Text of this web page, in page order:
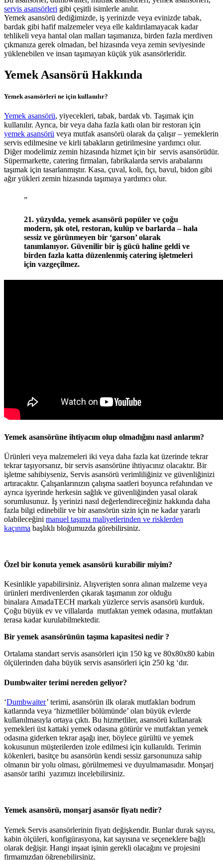
servis asansörleri gibi çeşitli isimlerle anılır.
Yemek asansörü dediğimizde, iş yerinizde veya evinizde tabak,
bardak gibi hafif malzemeler veya elle kaldırılamayacak kadar
tehlikeli veya hantal olan malları taşımanıza, birden fazla merdiven
çıkmanıza gerek olmadan, bel hizasında veya zemin seviyesinde
yüklenebilen ve insan taşımayan küçük yük asansörleridir.
Yemek Asansörü Hakkında
Yemek asansörleri ne için kullanılır?
Yemek asansörü, yiyecekleri, tabak, bardak vb. Taşımak için
kullanılır. Ayrıca, bir veya daha fazla katlı olan bir restoran için
yemek asansörü veya mutfak asansörü olarak da çalışır – yemeklerin
servis edilmesine ve kirli tabakların getirilmesine yardımcı olur.
Diğer modelimiz zemin hizasında hizmet için bir servis asansörüdür.
Süpermarkette, catering firmaları, fabrikalarda servis arabalarını
taşımak için tasarlanmıştır. Kasa, çuval, koli, fıçı, bavul, bidon gibi
ağır yükleri zemin hizasında taşımaya yardımcı olur.
”
21. yüzyılda, yemek asansörü popüler ve çoğu
modern, şık otel, restoran, kulüp ve barlarda – hala
sessiz ve görünmeyen bir ‘garson’ olarak
tanımlanıyor. Güvenilir bir iş gücü haline geldi ve
birden fazla katta düzenlenmiş catering işletmeleri
için vazgeçilmez.
Yemek asansörüne ihtiyacım olup olmadığını nasıl anlarım?
Ürünleri veya malzemeleri iki veya daha fazla kat üzerinde tekrar
tekrar taşıyorsanız, bir servis asansörüne ihtiyacınız olacaktır. Bir
işletme sahibiyseniz, Servis asansörü verimliliğiniz ve güvenliğinizi
artıracaktır. Çalışanlarınızın çalışma saatleri boyunca refahından ve
ayrıca işyerinde herkesin sağlık ve güvenliğinden yasal olarak
sorumlusunuz. İş yerinizi nasıl değerlendireceğiniz hakkında daha
fazla bilgi edinebilir ve bir asansörün sizin için ne kadar yararlı
olabileceğini manuel taşıma maliyetlerinden ve risklerden
kaçınma başlıklı bloğumuzda görebilirsiniz.
Özel bir konuta yemek asansörü kurabilir miyim?
Kesinlikle yapabilirsiniz. Alışverişten sonra alınan malzeme veya
ürünleri merdivenlerden çıkarak taşımanın zor olduğu
binalara AmadaTECH markalı yüzlerce servis asansörü kurduk.
Çoğu büyük ev ve villalarda mutfaktan yemek odasına, mutfaktan
terasa kadar kurulabilmektedir.
Bir yemek asansörünün taşıma kapasitesi nedir ?
Ortalama standart servis asansörleri için 150 kg ​​ve 80x80x80 kabin
ölçülerinden daha büyük servis asansörleri için 250 kg ‘dır.
Dumbwaiter terimi nereden geliyor?
‘Dumbwaiter’ terimi, asansörün ilk olarak mutfakları bodrum
katlarında veya ‘hizmetliler bölümünde’ olan büyük evlerde
kullanılmasıyla ortaya çıktı. Bu hizmetliler, asansörü kullanarak
yemekleri üst kattaki yemek odasına götürür ve mutfaktan yemek
odasına giderken tekrar aşağı iner, böylece gürültü ve yemek
kokusunun müşterilerden izole edilmesi için kullanıldı. Terimin
kökenleri, basitçe bu asansörün kendi sessiz garsonunuza sahip
olmanın bir yolu olması, görülmemesi ve duyulmamasıdır. Monşarj
asansör tarihi yazımızı incelebilirsiniz.
Yemek asansörü, monşarj asansör fiyatı nedir?
Yemek Servis asansörlerinin fiyatı değişkendir. Bunlar durak sayısı,
kabin ölçüleri, konfigürasyona, kat sayısına ve seçeneklere bağlı
olarak değişir. Hangi inşaat işinin gerekli olacağını ve projesini
firmamızdan öğrenebilirsiniz.